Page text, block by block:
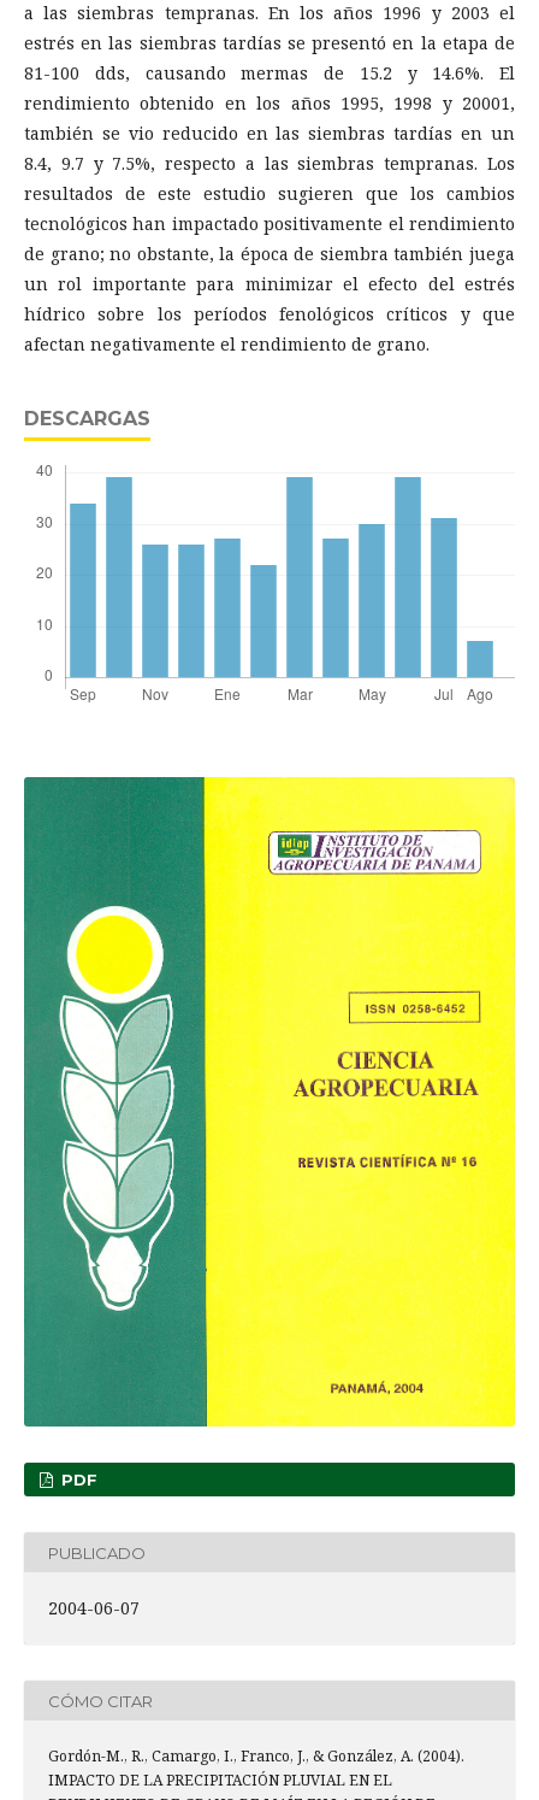
a las siembras tempranas. En los años 1996 y 2003 el
estrés en las siembras tardías se presentó en la etapa de
81-100 dds, causando mermas de 15.2 y 14.6%. El
rendimiento obtenido en los años 1995, 1998 y 20001,
también se vio reducido en las siembras tardías en un
8.4, 9.7 y 7.5%, respecto a las siembras tempranas. Los
resultados de este estudio sugieren que los cambios
tecnológicos han impactado positivamente el rendimiento
de grano; no obstante, la época de siembra también juega
un rol importante para minimizar el efecto del estrés
hídrico sobre los períodos fenológicos críticos y que
afectan negativamente el rendimiento de grano.
DESCARGAS
PDF
PUBLICADO
2004-06-07
CÓMO CITAR
Gordón-M., R., Camargo, I., Franco, J., & González, A. (2004).
IMPACTO DE LA PRECIPITACIÓN PLUVIAL EN EL